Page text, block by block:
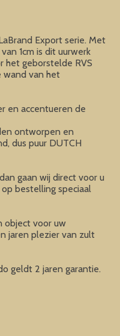
Export serie. Met
1cm is dit uurwerk
het geborstelde RVS
wand van het
en accentueren de
ontworpen en
dus puur DUTCH
gaan wij direct voor u
bestelling speciaal
object voor uw
jaren plezier van zult
geldt 2 jaren garantie.